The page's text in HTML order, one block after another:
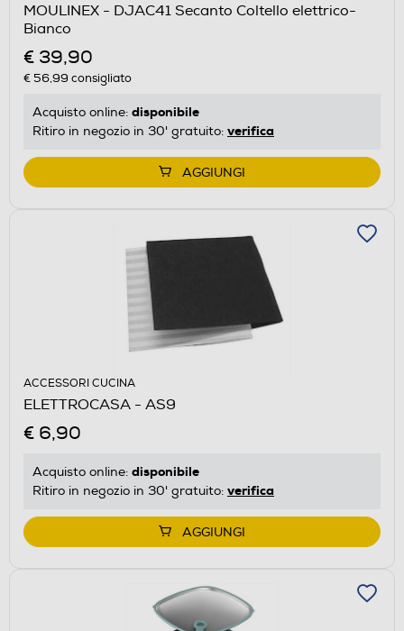
MOULINEX - DJAC41 Secanto Coltello elettrico-
Bianco
€ 39,90
€ 56,99 consigliato
Acquisto online: disponibile
Ritiro in negozio in 30' gratuito: verifica
AGGIUNGI
ACCESSORI CUCINA
ELETTROCASA - AS9
€ 6,90
Acquisto online: disponibile
Ritiro in negozio in 30' gratuito: verifica
AGGIUNGI